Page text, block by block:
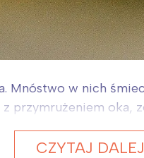
w nich
oka,
CZYTAJ DALEJ